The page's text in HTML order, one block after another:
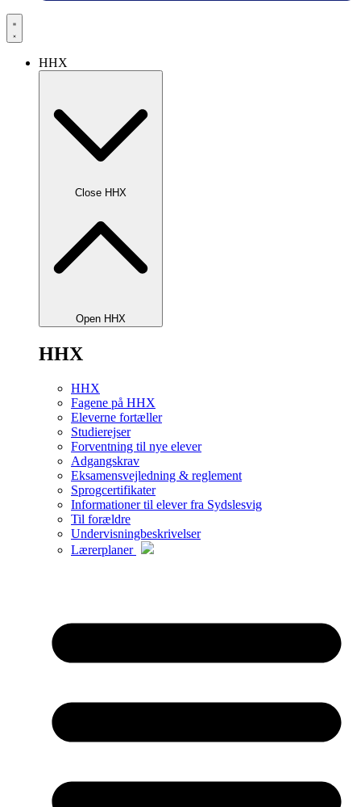
HHX
Close HHX
Open HHX
HHX
HHX
Fagene på HHX
Eleverne fortæller
Studierejser
Forventning til nye elever
Adgangskrav
Eksamensvejledning & reglement
Sprogcertifikater
Informationer til elever fra Sydslesvig
Til forældre
Undervisningbeskrivelser
Lærerplaner